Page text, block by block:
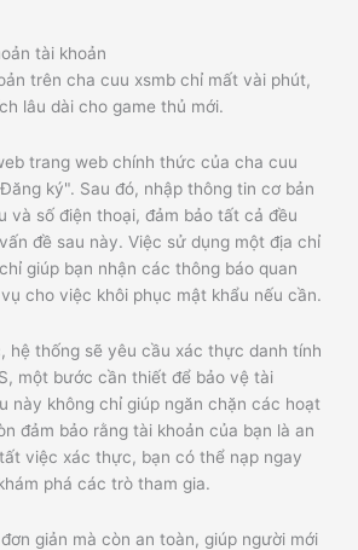
tài khoản
trên cha cuu xsmb chỉ mất vài phút,
lâu dài cho game thủ mới.
trang web chính thức của cha cuu
ký". Sau đó, nhập thông tin cơ bản
và số điện thoại, đảm bảo tất cả đều
đề sau này. Việc sử dụng một địa chỉ
giúp bạn nhận các thông báo quan
cho việc khôi phục mật khẩu nếu cần.
hệ thống sẽ yêu cầu xác thực danh tính
một bước cần thiết để bảo vệ tài
này không chỉ giúp ngăn chặn các hoạt
đảm bảo rằng tài khoản của bạn là an
việc xác thực, bạn có thể nạp ngay
phá các trò tham gia.
giản mà còn an toàn, giúp người mới